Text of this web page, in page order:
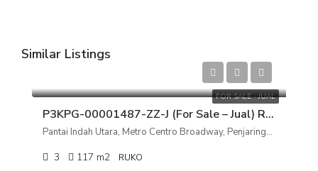
Similar Listings
FOR SALE - JUAL
P3KPG-00001487-ZZ-J (For Sale – Jual) Ruko Pantai Indah Utara, Metro Centro Broadway, Penjaringan, Jakarta Utara
Pantai Indah Utara, Metro Centro Broadway, Penjaringan, Jakarta Utara
3 117 m2 RUKO